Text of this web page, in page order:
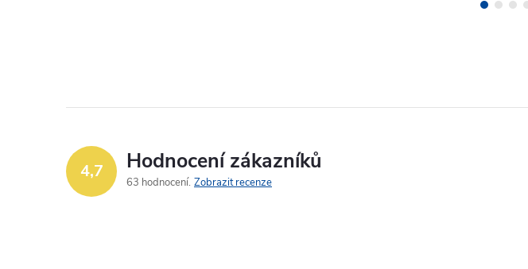
4,7 Hodnocení zákazníků
63 hodnocení Zobrazit recenze